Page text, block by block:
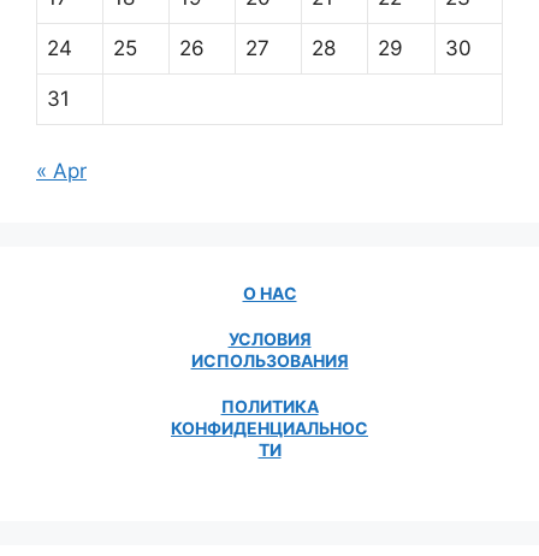
24 25 26 27 28 29 30
31
« Apr
О НАС
УСЛОВИЯ
ИСПОЛЬЗОВАНИЯ
ПОЛИТИКА
КОНФИДЕНЦИАЛЬНОС
ТИ